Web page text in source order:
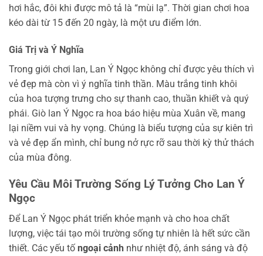
hơi hắc, đôi khi được mô tả là “mùi lạ”. Thời gian chơi hoa
kéo dài từ 15 đến 20 ngày, là một ưu điểm lớn.
Giá Trị và Ý Nghĩa
Trong giới chơi lan, Lan Ý Ngọc không chỉ được yêu thích vì
vẻ đẹp mà còn vì ý nghĩa tinh thần. Màu trắng tinh khôi
của hoa tượng trưng cho sự thanh cao, thuần khiết và quý
phái. Giò lan Ý Ngọc ra hoa báo hiệu mùa Xuân về, mang
lại niềm vui và hy vọng. Chúng là biểu tượng của sự kiên trì
và vẻ đẹp ẩn mình, chỉ bung nở rực rỡ sau thời kỳ thử thách
của mùa đông.
Yêu Cầu Môi Trường Sống Lý Tưởng Cho Lan Ý
Ngọc
Để Lan Ý Ngọc phát triển khỏe mạnh và cho hoa chất
lượng, việc tái tạo môi trường sống tự nhiên là hết sức cần
thiết. Các yếu tốngoại cảnh như nhiệt độ, ánh sáng và độ